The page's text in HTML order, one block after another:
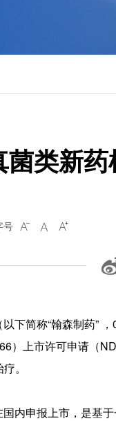
类新
号   
下简称“翰森制药”
）上市许可申请（
。
内申报上市，是基